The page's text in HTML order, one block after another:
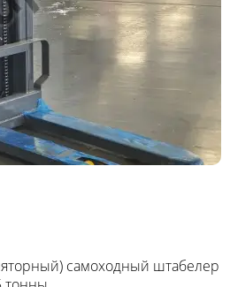
самоходный штабелер